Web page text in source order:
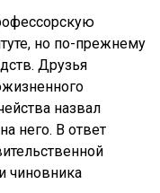
но по-прежнему
Друзья
назвал
него. В ответ
чиновника